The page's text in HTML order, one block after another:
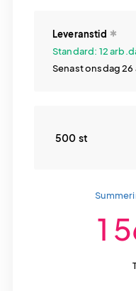
Leveranstid
Standard: 12
Senast onsdag
500 st
1